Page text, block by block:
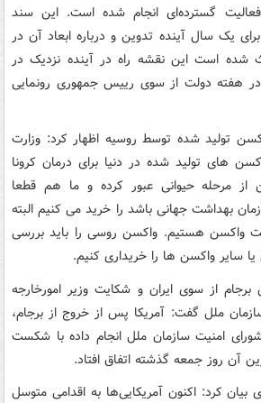
گسترده‌ای انجام شده است. این سند
یک سال آینده تدوین و درباره ابعاد آن در
شده است این نقشه راه در آینده نزدیک در
در هفته دولت از سوی رییس جمهوری رونمایی
تولید شده توسط روسیه اظهار کرد: وزارت
های تولید شده در دنیا برای درمان کرونا
۲۸ واکسن از مرحله حیوانی عبور کرده و ما هم قطعا
بهداشت جهانی باشد را خرید می کنیم البته
واکسن هستیم. واکسن روسی را باید بررسی
یا سایر واکسن ها را خریداری کنیم.
از سوی ایران و شکایت وزیر امورخارجه
ملل گفت: آمریکا پس از خروج از برجام،
امنیت سازمان ملل انجام داده با شکست
آن روز جمعه گذشته اتفاق افتاد.
کرد: اکنون آمریکایی‌ها به اقدامی متوسل